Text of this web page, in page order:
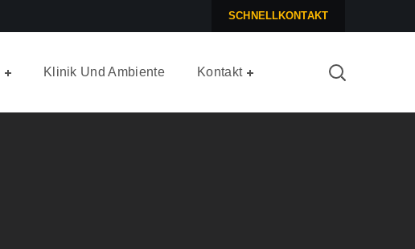
SCHNELLKONTAKT
Klinik Und Ambiente Kontakt